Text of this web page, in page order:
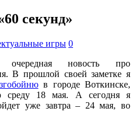
секунд»
игры 0
очередная новость про
В прошлой своей заметке я
в городе Воткинске,
среду 18 мая. А сегодня я
уже завтра – 24 мая, во